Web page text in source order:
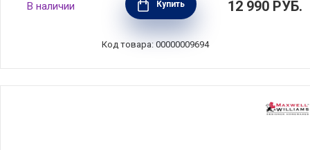
фарфор, 12 предметов, цвет белый, Maxwell
& Williams, MW583-EF0069
В наличии Купить 12 990 РУБ.
Код товара: 00000009694